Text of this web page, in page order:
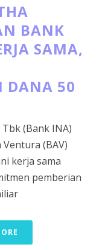
BANK
SAMA,
DANA 50
(Bank INA)
(BAV)
kerja sama
pemberian